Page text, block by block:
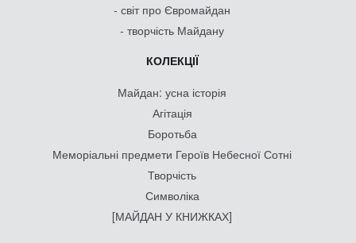
- світ про Євромайдан
- творчість Майдану
КОЛЕКЦІЇ
Майдан: усна історія
Агітація
Боротьба
Меморіальні предмети Героїв Небесної Сотні
Творчість
Символіка
[МАЙДАН У КНИЖКАХ]